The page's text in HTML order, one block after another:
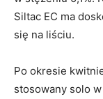
Siltac EC ma
się na liściu.
Po okresie
stosowany solo